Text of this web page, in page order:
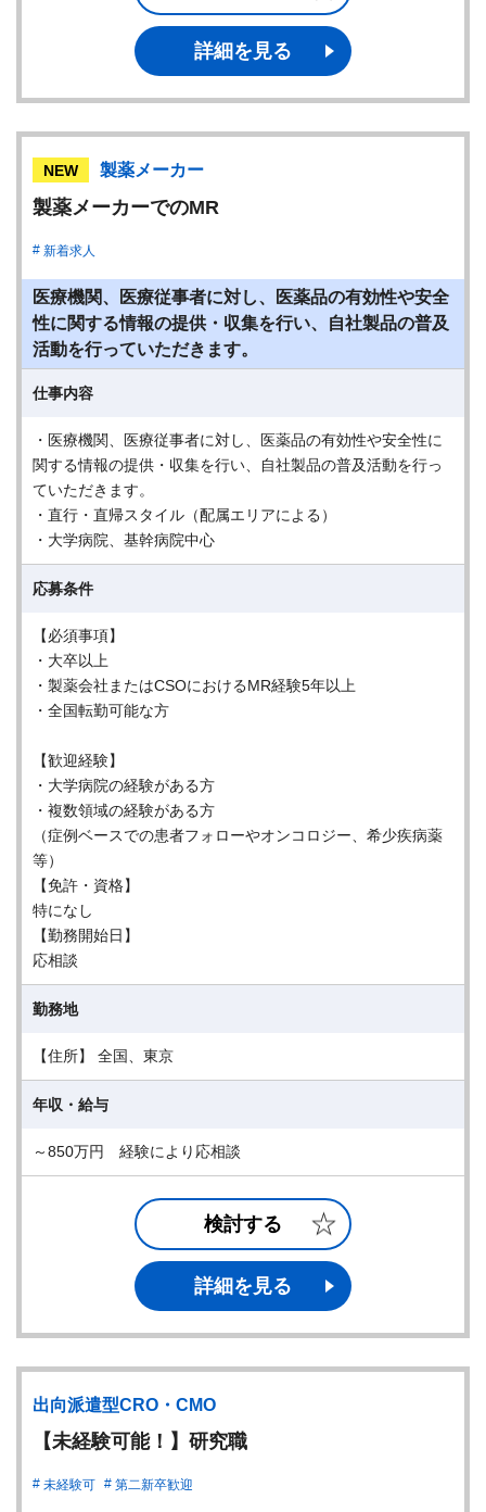
詳細を見る
NEW 製薬メーカー
製薬メーカーでのMR
新着求人
医療機関、医療従事者に対し、医薬品の有効性や安全
性に関する情報の提供・収集を行い、自社製品の普及
活動を行っていただきます。
仕事内容
・医療機関、医療従事者に対し、医薬品の有効性や安全性に
関する情報の提供・収集を行い、自社製品の普及活動を行っ
ていただきます。
・直行・直帰スタイル（配属エリアによる）
・大学病院、基幹病院中心
応募条件
【必須事項】
・大卒以上
・製薬会社またはCSOにおけるMR経験5年以上
・全国転勤可能な方
【歓迎経験】
・大学病院の経験がある方
・複数領域の経験がある方
（症例ベースでの患者フォローやオンコロジー、希少疾病薬
等）
【免許・資格】
特になし
【勤務開始日】
応相談
勤務地
【住所】 全国、東京
年収・給与
～850万円 経験により応相談
検討する
詳細を見る
出向派遣型CRO・CMO
【未経験可能！】研究職
未経験可 第二新卒歓迎